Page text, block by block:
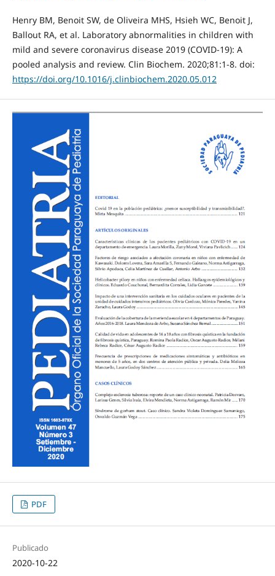
Henry BM, Benoit SW, de Oliveira MHS, Hsieh WC, Benoit J,
Ballout RA, et al. Laboratory abnormalities in children with
mild and severe coronavirus disease 2019 (COVID-19): A
pooled analysis and review. Clin Biochem. 2020;81:1-8. doi:
https://doi.org/10.1016/j.clinbiochem.2020.05.012
PDF
Publicado
2020-10-22